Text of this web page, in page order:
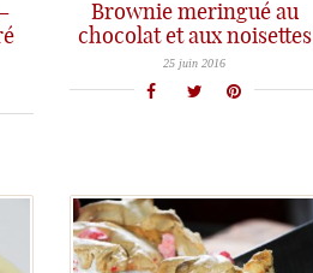
Brownie meringué au
chocolat et aux noisettes
Une recette de dessert qui remporte tous les suffrages...
25 juin 2016